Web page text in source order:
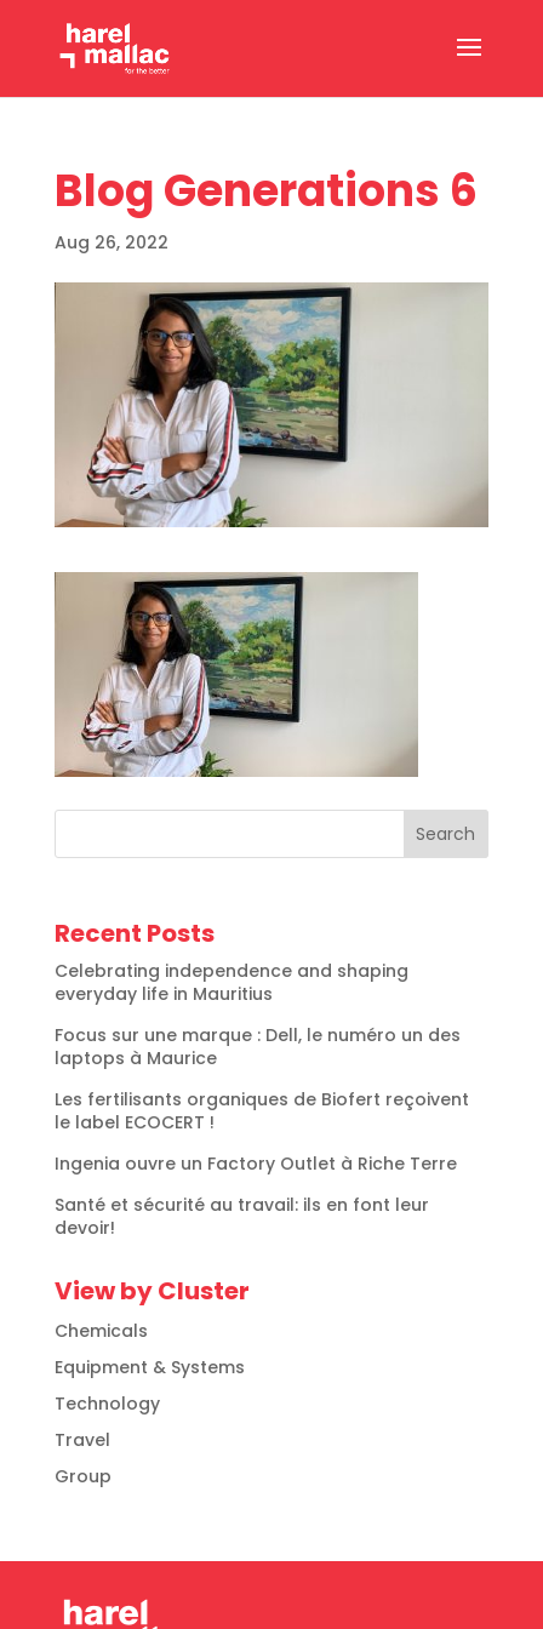
Blog Generations 6
Aug 26, 2022
Search
Recent Posts
Celebrating independence and shaping
everyday life in Mauritius
Focus sur une marque : Dell, le numéro un des
laptops à Maurice
Les fertilisants organiques de Biofert reçoivent
le label ECOCERT !
Ingenia ouvre un Factory Outlet à Riche Terre
Santé et sécurité au travail: ils en font leur
devoir!
View by Cluster
Chemicals
Equipment & Systems
Technology
Travel
Group